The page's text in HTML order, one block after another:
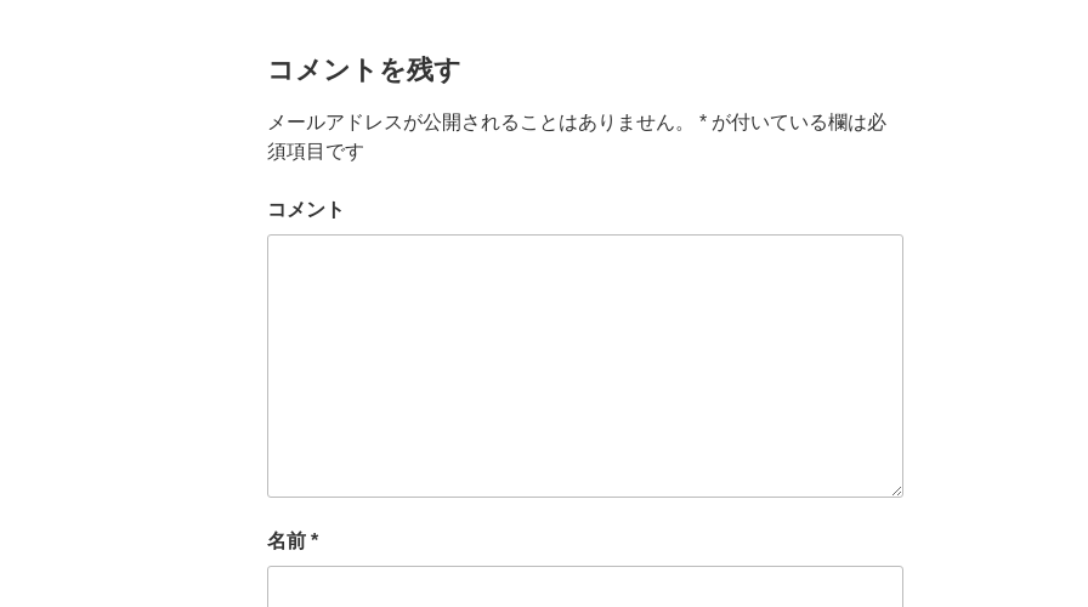
コメントを残す
メールアドレスが公開されることはありません。 * が付いている欄は必
須項目です
コメント
名前 *